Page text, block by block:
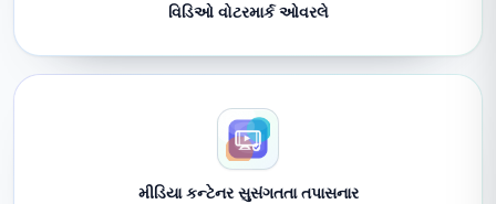
વિડિઓ વોટરમાર્ક ઓવરલે
મીડિયા કન્ટેનર સુસંગતતા તપાસનાર